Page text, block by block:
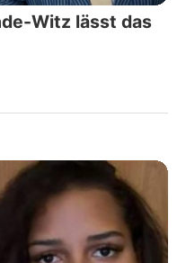
Witz lässt das